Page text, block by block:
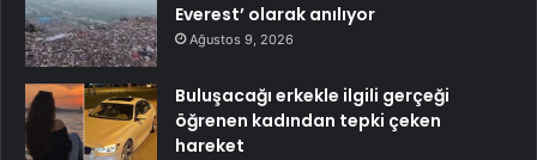
Everest’ olarak anılıyor
Ağustos 9, 2026
Buluşacağı erkekle ilgili gerçeği
öğrenen kadından tepki çeken
hareket